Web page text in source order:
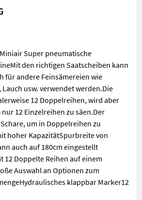
Super pneumatische
den richtigen Saatscheiben kann
für andere Feinsämereien wie
usw. verwendet werden.Die
12 Doppelreihen, wird aber
12 Einzelreihen zu säen.Der
um in Doppelreihen zu
hoher KapazitätSpurbreite von
auch auf 180cm eingestellt
12 Doppelte Reihen auf einem
Auswahl an Optionen zum
klappbar Marker12
Super pneumatische